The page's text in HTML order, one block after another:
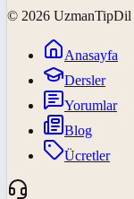
© 2026 UzmanTipDil
Anasayfa
Dersler
Yorumlar
Blog
Ücretler